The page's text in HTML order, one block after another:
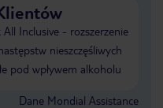
Inclusive - rozszerzenie
nieszczęśliwych
pod wpływem alkoholu
Dane Mondial Assistance